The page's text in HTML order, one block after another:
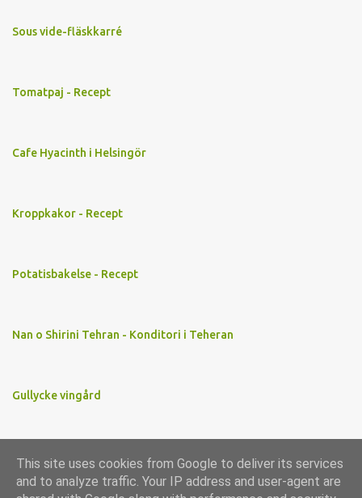
Sous vide-fläskkarré
Tomatpaj - Recept
Cafe Hyacinth i Helsingör
Kroppkakor - Recept
Potatisbakelse - Recept
Nan o Shirini Tehran - Konditori i Teheran
Gullycke vingård
Använder Blogger
This site uses cookies from Google to deliver its services
and to analyze traffic. Your IP address and user-agent are